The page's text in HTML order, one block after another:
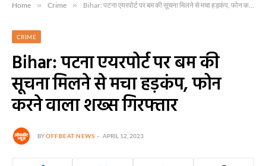
Home » Crime » Bihar: पटना एयरपोर्ट पर बम की सूचना मिलने से मचा हड़कंप, फोन करने वाला शख्स गिरफ्तार
CRIME
Bihar: पटना एयरपोर्ट पर बम की
सूचना मिलने से मचा हड़कंप, फोन
करने वाला शख्स गिरफ्तार
BYOFFBEAT NEWS APRIL 12, 2023